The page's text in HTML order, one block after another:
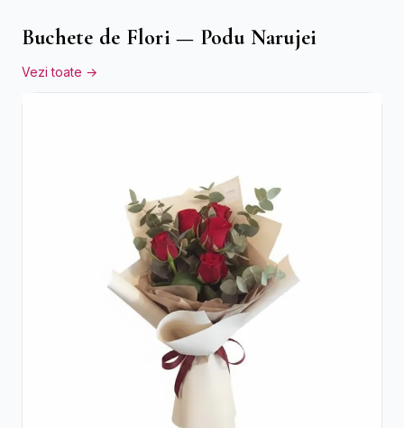
Buchete de Flori — Podu Narujei
Vezi toate →